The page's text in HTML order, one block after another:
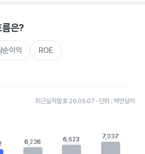
은?
순이익 ROE
최근실적발표 26.05.07 · 단위 : 백만달러
displaying categories.
displaying values. Data ranges from
6,236
6,236 6,623
6,623 7,037
7,037